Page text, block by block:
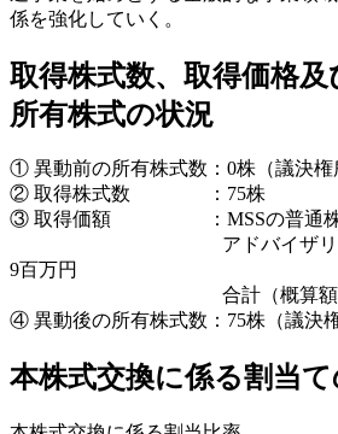
係を強化していく。
取得株式数、取得価格
所有株式の状況
① 異動前の所有株式数：0株（議決権
② 取得株式数 ：75株
③ 取得価額 ：MSSの普通株式
アドバイザリー費用
9百万円
合計（概算額）：
④ 異動後の所有株式数：75株（議決
本株式交換に係る割当